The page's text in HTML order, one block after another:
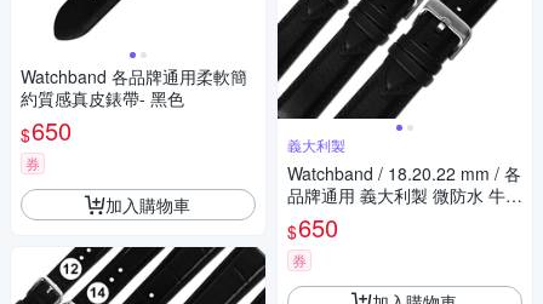
Watchband 各品牌通用柔軟簡
約質感真皮錶帶- 黑色
$650
券
加入購物車
義大利製
Watchband / 18.20.22 mm / 各
品牌通用 義大利製 微防水 牛皮
錶帶 黑色
$650
券